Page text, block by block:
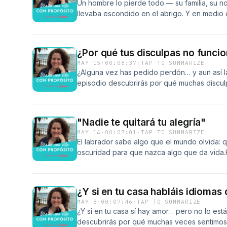
encuentra otro camino para hablarte.
Un hombre lo pierde todo — su familia, su
llevaba escondido en el abrigo. Y en
la vida de mí.
¿Por qué tus disculpas no
MAY 15 · 00:08:37 ·TAP TO SUMMARIZE
¿Alguna vez has pedido perdón… y aun así
episodio descubrirás por qué muchas
querer arreglar las cosas…👉 que saber
"Nadie te quitará tu alegría"
MAY 14 · 00:07:01 ·TAP TO SUMMARIZE
El labrador sabe algo que el mundo olvida:
oscuridad para que nazca algo que da
hablamos de la imagen más humana del
de cómo San Isidro, un jornalero sin tierras
exactamente eso: un dolor que trabajó
¿Y si en tu casa habláis idiomas
MAY 8 · 00:07:46 ·TAP TO SUMMARIZE
¿Y si en tu casa sí hay amor… pero no lo
descubrirás por qué muchas veces